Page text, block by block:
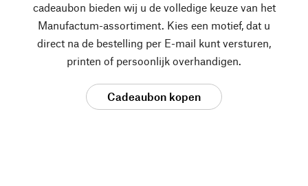
cadeaubon bieden wij u de volledige keuze van het
Manufactum-assortiment. Kies een motief, dat u
direct na de bestelling per E-mail kunt versturen,
printen of persoonlijk overhandigen.
Cadeaubon kopen